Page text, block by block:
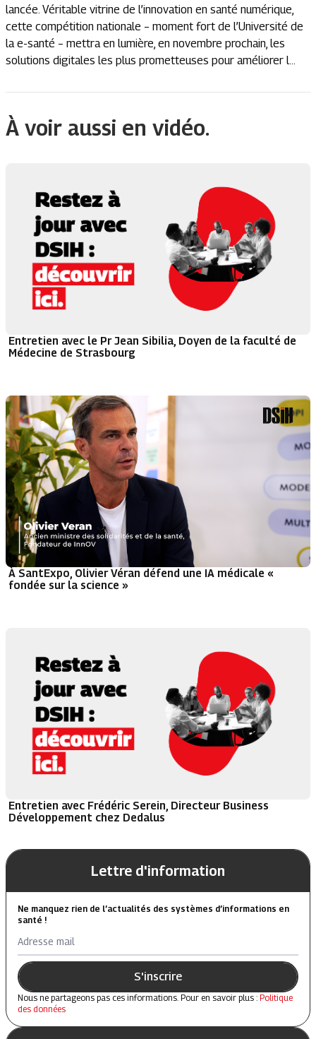
lancée. Véritable vitrine de l’innovation en santé numérique,
cette compétition nationale – moment fort de l’Université de
la e-santé – mettra en lumière, en novembre prochain, les
solutions digitales les plus prometteuses pour améliorer l...
À voir aussi en vidéo.
Entretien avec le Pr Jean Sibilia, Doyen de la faculté de
Médecine de Strasbourg
À SantExpo, Olivier Véran défend une IA médicale «
fondée sur la science »
Entretien avec Frédéric Serein, Directeur Business
Développement chez Dedalus
Lettre d'information
Ne manquez rien de l’actualités des systèmes d’informations en
santé !
Adresse mail
S'inscrire
Nous ne partageons pas ces informations. Pour en savoir plus : Politique
des données